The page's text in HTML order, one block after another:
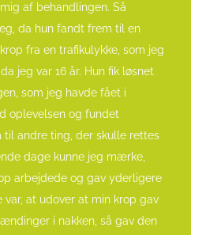
af behandlingen. Så
da hun fandt frem til en
fra en trafikulykke, som jeg
jeg var 16 år. Hun fik løsnet
som jeg havde fået i
oplevelsen og fundet
til andre ting, der skulle rettes
dage kunne jeg mærke,
arbejdede og gav yderligere
var, at udover at min krop gav
i nakken, så gav den